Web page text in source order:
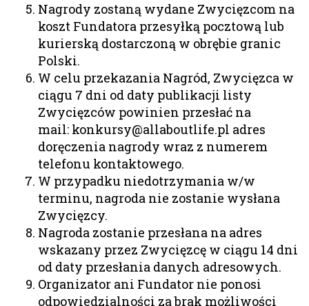
Nagrody zostaną wydane Zwycięzcom na
koszt Fundatora przesyłką pocztową lub
kurierską dostarczoną w obrębie granic
Polski.
W celu przekazania Nagród, Zwycięzca w
ciągu 7 dni od daty publikacji listy
Zwycięzców powinien przesłać na
mail: konkursy@allaboutlife.pl adres
doręczenia nagrody wraz z numerem
telefonu kontaktowego.
W przypadku niedotrzymania w/w
terminu, nagroda nie zostanie wysłana
Zwycięzcy.
Nagroda zostanie przesłana na adres
wskazany przez Zwycięzcę w ciągu 14 dni
od daty przesłania danych adresowych.
Organizator ani Fundator nie ponosi
odpowiedzialności za brak możliwości